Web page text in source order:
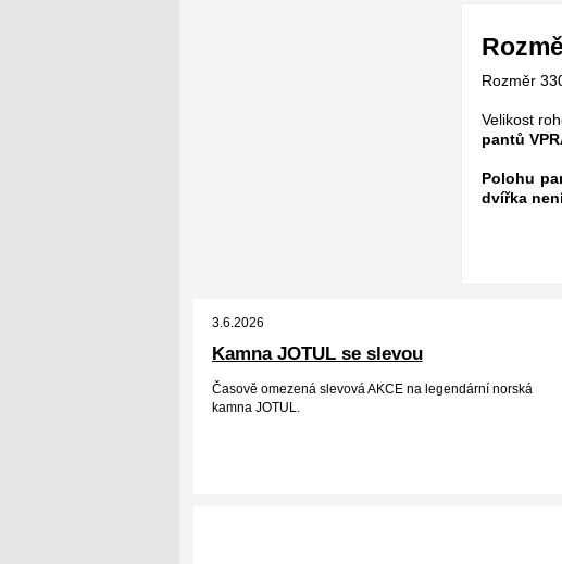
Rozměr
Velikost
pantů
Polohu
dvířka
3.6.2026
Kamna JOTUL se slevou
Časově omezená slevová AKCE na legendární norská
kamna JOTUL.